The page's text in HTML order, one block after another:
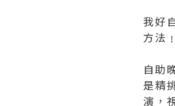
我好
方法﹗
自助
是精
演，